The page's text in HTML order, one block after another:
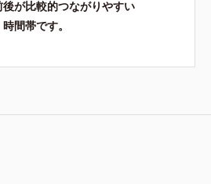
が比較的つながりやすい
時間帯です。